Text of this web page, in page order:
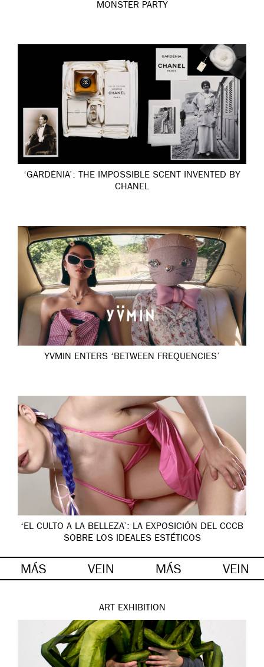
MONSTER PARTY
‘GARDÉNIA’: THE IMPOSSIBLE SCENT INVENTED BY
CHANEL
YVMIN ENTERS ‘BETWEEN FREQUENCIES’
‘EL CULTO A LA BELLEZA’: LA EXPOSICIÓN DEL CCCB
SOBRE LOS IDEALES ESTÉTICOS
MÁS VEIN MÁS VEIN
ART EXHIBITION